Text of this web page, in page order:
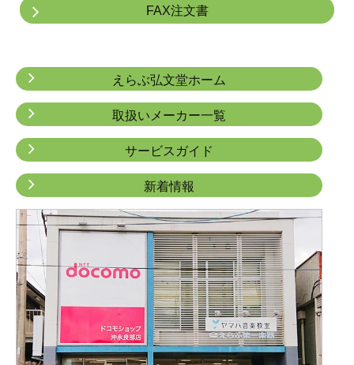
FAX注文書
えらぶ弘文堂ホーム
取扱いメーカー一覧
サービスガイド
新着情報